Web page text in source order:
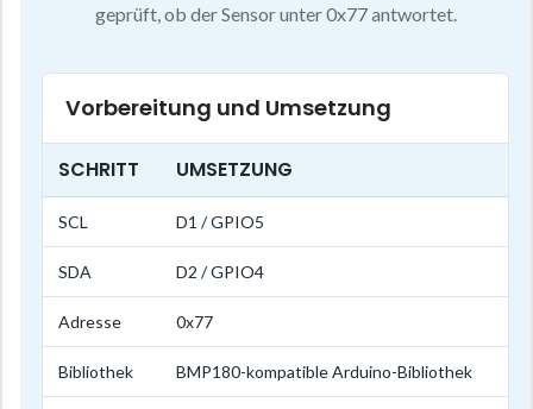
geprüft, ob der Sensor unter 0x77 antwortet.
Vorbereitung und Umsetzung
SCHRITT UMSETZUNG
SCL D1 / GPIO5
SDA D2 / GPIO4
Adresse 0x77
Bibliothek BMP180-kompatible Arduino-Bibliothek